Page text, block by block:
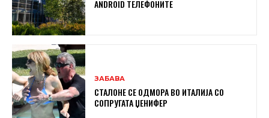
ANDROID ТЕЛЕФОНИТЕ
ЗАБАВА
СТАЛОНЕ СЕ ОДМОРА ВО ИТАЛИЈА СО
СОПРУГАТА ЏЕНИФЕР